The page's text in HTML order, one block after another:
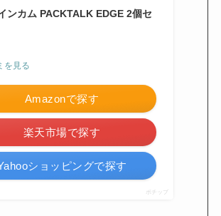
ンカム PACKTALK EDGE 2個セ
を見る
Amazonで探す
楽天市場で探す
ショッピングで探す
ポチップ